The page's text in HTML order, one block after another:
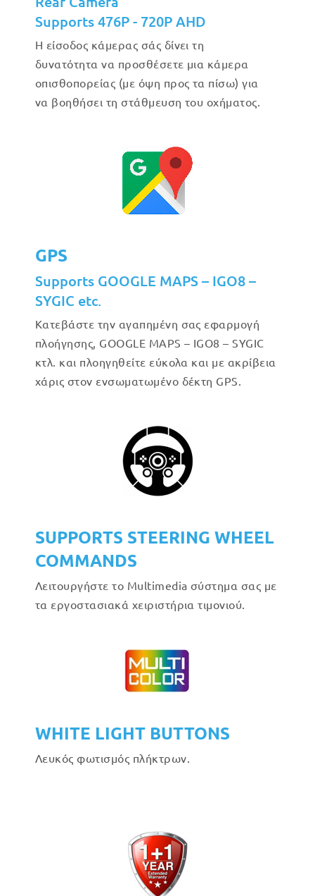
Supports 476P - 720P AHD
Η είσοδος κάμερας σάς δίνει τη
δυνατότητα να προσθέσετε μια κάμερα
οπισθοπορείας (με όψη προς τα πίσω) για
να βοηθήσει τη στάθμευση του οχήματος.
GPS
Supports GOOGLE MAPS – IGO8 –
SYGIC etc.
Κατεβάστε την αγαπημένη σας εφαρμογή
πλοήγησης, GOOGLE MAPS – IGO8 – SYGIC
κτλ. και πλοηγηθείτε εύκολα και με ακρίβεια
χάρις στον ενσωματωμένο δέκτη GPS.
SUPPORTS STEERING WHEEL
COMMANDS
Λειτουργήστε το Multimedia σύστημα σας με
τα εργοστασιακά χειριστήρια τιμονιού.
WHITE LIGHT BUTTONS
Λευκός φωτισμός πλήκτρων.